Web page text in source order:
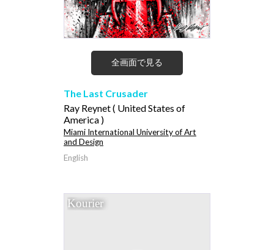
全画面で見る
The Last Crusader
Ray Reynet ( United States of
America )
Miami International University of Art
and Design
English